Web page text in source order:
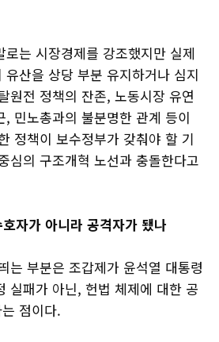
는 시장경제를 강조했지만 실제
산을 상당 부분 유지하거나 심지
원전 정책의 잔존, 노동시장 유연
민노총과의 불분명한 관계 등이
정책이 보수정부가 갖춰야 할 기
심의 구조개혁 노선과 충돌한다고
자가 아니라 공격자가 됐나
는 부분은 조갑제가 윤석열 대통령
실패가 아닌, 헌법 체제에 대한 공
점이다.